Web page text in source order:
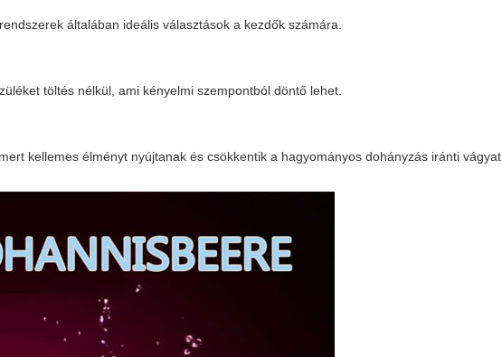
általában ideális választások a kezdők számára.
töltés nélkül, ami kényelmi szempontból döntő lehet.
kellemes élményt nyújtanak és csökkentik a hagyományos dohányzás iránti vágyat.